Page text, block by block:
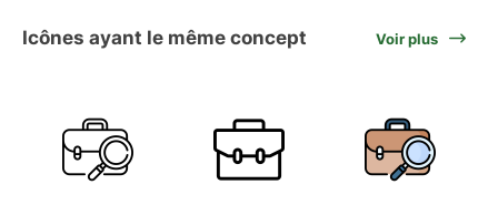
Icônes ayant le même concept Voir plus